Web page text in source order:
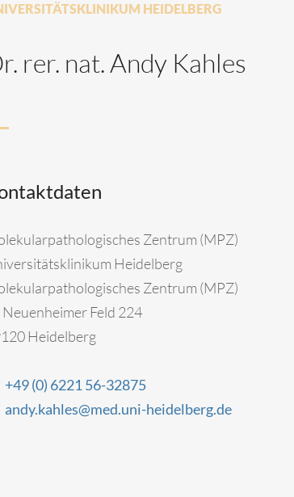
HEIDELBERG
rer. nat. Andy Kahles
Zentrum (MPZ)
Heidelberg
Zentrum (MPZ)
Neuenheimer Feld 224
Heidelberg
+49 (0) 6221 56-32875
andy.kahles@med.uni-heidelberg.de